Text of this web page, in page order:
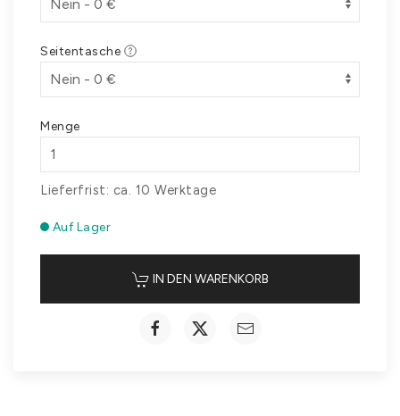
Seitentasche
Menge
Lieferfrist: ca. 10 Werktage
Auf Lager
IN DEN WARENKORB